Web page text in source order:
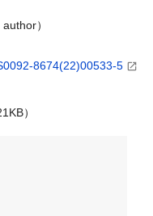
）
8674(22)00533-5
）